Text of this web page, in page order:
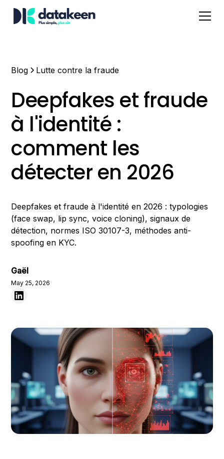
Blog Lutte contre la fraude
Deepfakes et fraude
à l'identité :
comment les
détecter en 2026
Deepfakes et fraude à l'identité en 2026 : typologies
(face swap, lip sync, voice cloning), signaux de
détection, normes ISO 30107-3, méthodes anti-
spoofing en KYC.
Gaël
May 25, 2026